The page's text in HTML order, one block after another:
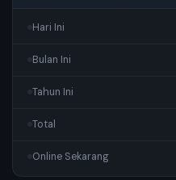
Hari Ini
Bulan Ini
Tahun Ini
Total
Online Sekarang